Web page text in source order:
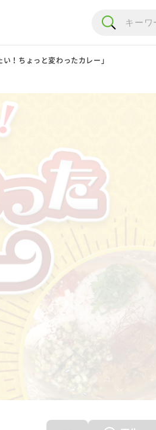
！ちょっと変わったカレー」